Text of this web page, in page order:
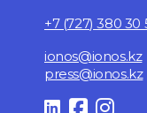
+7 (727) 380 30
ionos@ionos.kz
press@ionos.kz